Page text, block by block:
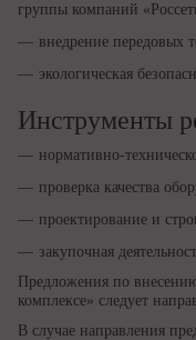
группы компаний
внедрение передовых
экологическая
Инструменты
нормативно-
проверка качества
проектирование и
закупочная
Предложения по
комплексе» следует
В случае направления